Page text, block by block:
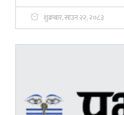
शुक्रबार, साउन २२, २०८३